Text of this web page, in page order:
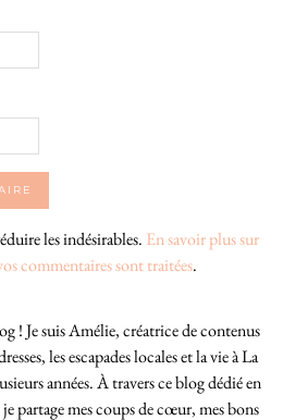
les indésirables. En savoir plus sur
commentaires sont traitées.
! Je suis Amélie, créatrice de contenus
les escapades locales et la vie à La
années. À travers ce blog dédié en
partage mes coups de cœur, mes bons